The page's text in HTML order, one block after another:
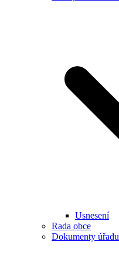
Usnesení
Rada obce
Dokumenty úřadu